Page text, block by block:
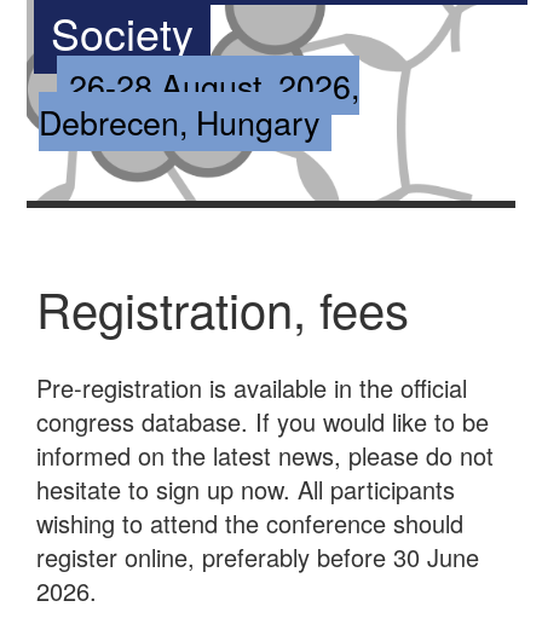
Society
26-28 August, 2026,
Debrecen, Hungary
Registration, fees
Pre-registration is available in the official
congress database. If you would like to be
informed on the latest news, please do not
hesitate to sign up now. All participants
wishing to attend the conference should
register online, preferably before 30 June
2026.